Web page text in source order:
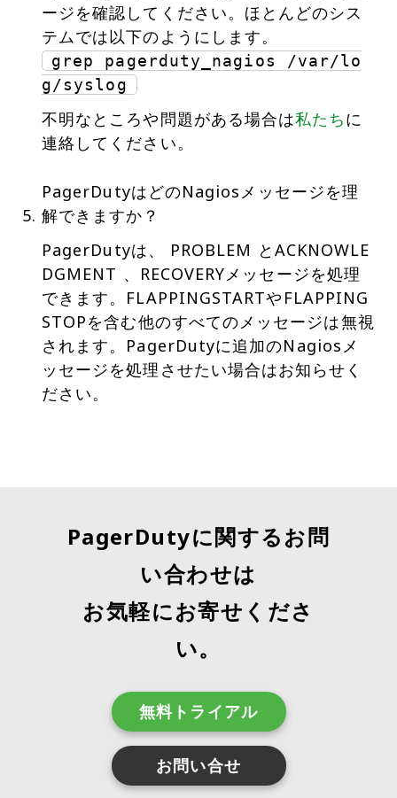
ージを確認してください。ほとんどのシス
grep pagerduty_nagios /var/lo
g/syslog
不明なところや問題がある場合は私たちに
連絡してください。
PagerDutyはどのNagiosメッセージを理
解できますか？
PagerDutyは、 PROBLEM とACKNOWLE
DGMENT 、RECOVERYメッセージを処理
できます。FLAPPINGSTARTやFLAPPING
STOPを含む他のすべてのメッセージは無視
されます。PagerDutyに追加のNagiosメ
ッセージを処理させたい場合はお知らせく
ださい。
PagerDutyに関するお問
い合わせは
お気軽にお寄せくださ
い。
無料トライアル
お問い合せ